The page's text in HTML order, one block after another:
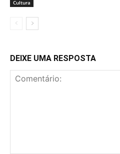
Cultura
DEIXE UMA RESPOSTA